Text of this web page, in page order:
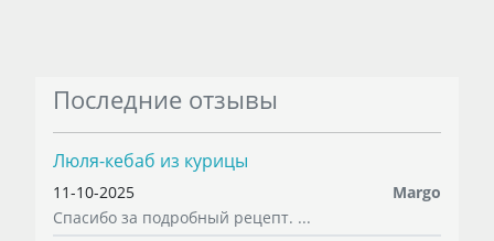
Последние отзывы
Люля-кебаб из курицы
11-10-2025
Margo
Спасибо за подробный рецепт. ...